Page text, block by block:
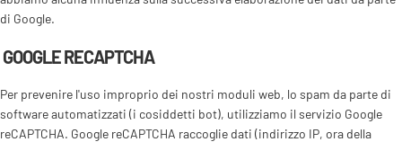
di Google.
GOOGLE RECAPTCHA
Per prevenire l'uso improprio dei nostri moduli web, lo spam da parte di
software automatizzati (i cosiddetti bot), utilizziamo il servizio Google
reCAPTCHA. Google reCAPTCHA raccoglie dati (indirizzo IP, ora della